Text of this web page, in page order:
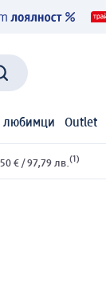
Outlet
€ / 97,79 лв. (1)